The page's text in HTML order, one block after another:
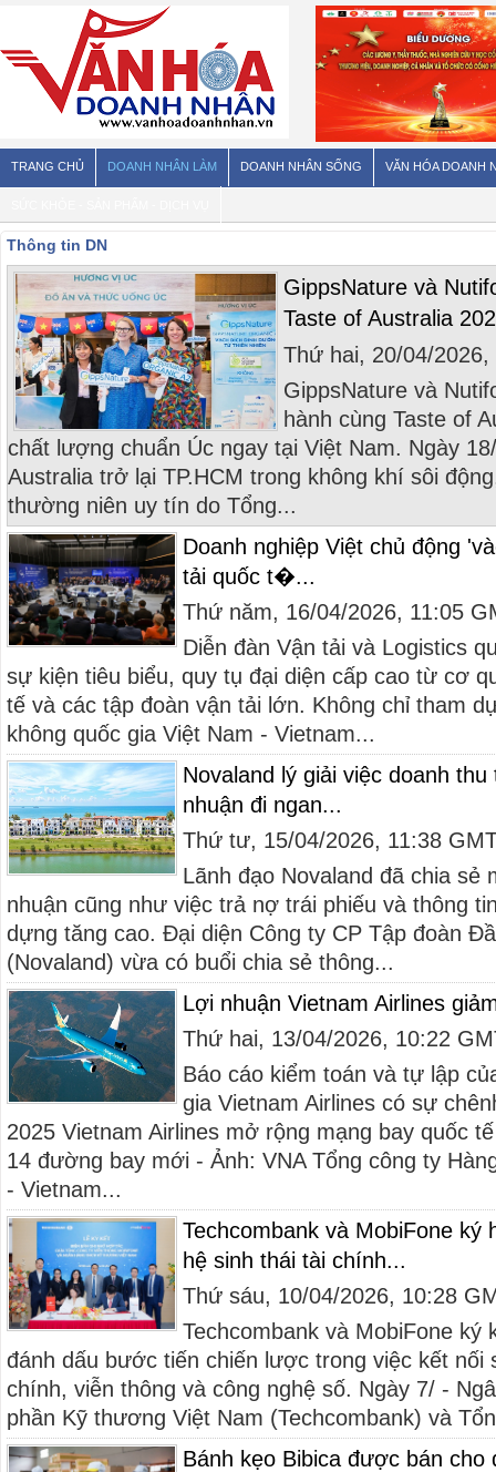
TRANG CHỦ DOANH NHÂN LÀM DOANH NHÂN SỐNG VĂN HÓA DOANH
Thông tin DN
GippsNature và
Taste of Australia
Thứ hai, 20/04/
GippsNature và
hành cùng Taste of
chất lượng chuẩn Úc ngay tại Việt Nam. Ngày
Australia trở lại TP.HCM trong không khí sôi
thường niên uy tín do Tổng...
Doanh nghiệp Việt chủ động
tải quốc t�...
Thứ năm, 16/04/2026, 11:05
Diễn đàn Vận tải và Logistics
sự kiện tiêu biểu, quy tụ đại diện cấp cao từ cơ
tế và các tập đoàn vận tải lớn. Không chỉ tham
không quốc gia Việt Nam - Vietnam...
Novaland lý giải việc doanh
nhuận đi ngan...
Thứ tư, 15/04/2026, 11:38
Lãnh đạo Novaland đã chia sẻ
nhuận cũng như việc trả nợ trái phiếu và thông
dựng tăng cao. Đại diện Công ty CP Tập đoàn
(Novaland) vừa có buổi chia sẻ thông...
Lợi nhuận Vietnam Airlines
Thứ hai, 13/04/2026, 10:22
Báo cáo kiểm toán và tự lập
gia Vietnam Airlines có sự
2025 Vietnam Airlines mở rộng mạng bay quốc
14 đường bay mới - Ảnh: VNA Tổng công ty
- Vietnam...
Techcombank và MobiFone ký
hệ sinh thái tài chính...
Thứ sáu, 10/04/2026, 10:28
Techcombank và MobiFone ký
đánh dấu bước tiến chiến lược trong việc kết nối
chính, viễn thông và công nghệ số. Ngày 7/ -
phần Kỹ thương Việt Nam (Techcombank) và
Bánh kẹo Bibica được bán cho